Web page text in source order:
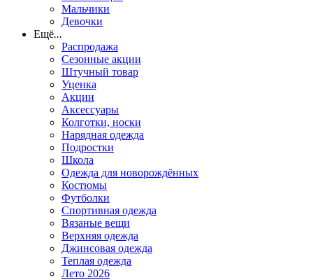
Мальчики
Девочки
Ещё...
Распродажа
Сезонные акции
Штучный товар
Уценка
Акции
Аксессуары
Колготки, носки
Нарядная одежда
Подростки
Школа
Одежда для новорождённых
Костюмы
Футболки
Спортивная одежда
Вязаные вещи
Верхняя одежда
Джинсовая одежда
Теплая одежда
Лето 2026